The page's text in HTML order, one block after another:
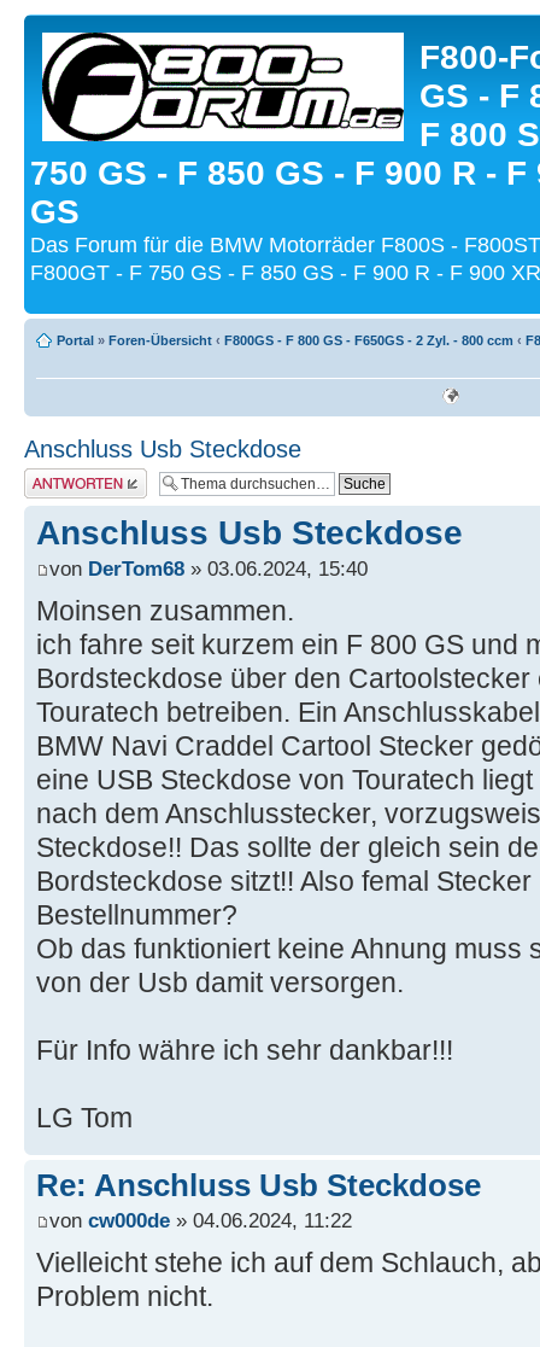
F800-
GS - F
F 800
750 GS - F 850 GS - F 900 R - F
GS
Das Forum für die BMW Motorräder F800S -
F800GT - F 750 GS - F 850 GS - F 900 R - F 900
Portal » Foren-Übersicht ‹ F800GS - F 800 GS - F650GS - 2 Zyl. - 800 ccm ‹
Anschluss Usb Steckdose
Antwort schreiben
Anschluss Usb Steckdose
von DerTom68 » 03.06.2024, 15:40
Moinsen zusammen.
ich fahre seit kurzem ein F 800 GS und
Bordsteckdose über den
Touratech betreiben. Ein
BMW Navi Craddel Cartool Stecker
eine USB Steckdose von Touratech
nach dem Anschlusstecker,
Steckdose!! Das sollte der gleich sein
Bordsteckdose sitzt!! Also femal
Bestellnummer?
Ob das funktioniert keine Ahnung muss
von der Usb damit versorgen.
Für Info währe ich sehr dankbar!!!
LG Tom
Re: Anschluss Usb Steckdose
von cw000de » 04.06.2024, 11:22
Vielleicht stehe ich auf dem Schlauch,
Problem nicht.